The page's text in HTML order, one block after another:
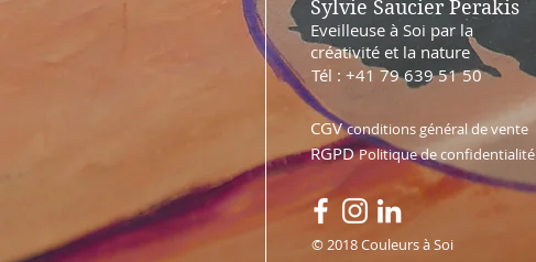
Sylvie Saucier Perakis
Eveilleuse à Soi par la
créativité et la nature
Tél : +41 79 639 51 50
CGVconditions général de vente
RGPDPolitique de confidentialité
© 2018 Couleurs à Soi